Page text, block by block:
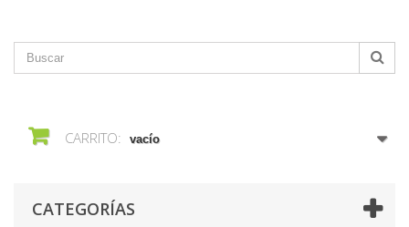
CARRITO: vacío
CATEGORÍAS